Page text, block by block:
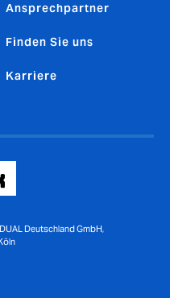
Ansprechpartner
Finden Sie uns
Karriere
Deutschland GmbH,